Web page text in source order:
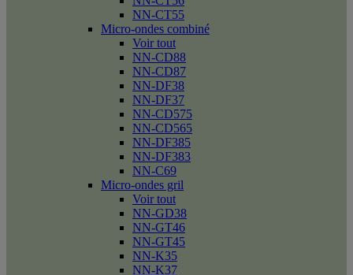
NN-CT55
Micro-ondes combiné
Voir tout
NN-CD88
NN-CD87
NN-DF38
NN-DF37
NN-CD575
NN-CD565
NN-DF385
NN-DF383
NN-C69
Micro-ondes gril
Voir tout
NN-GD38
NN-GT46
NN-GT45
NN-K35
NN-K37